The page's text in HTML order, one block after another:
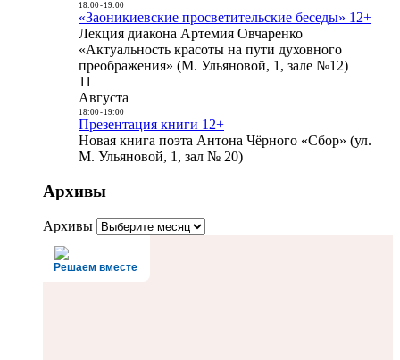
18:00- 19:00
«Заоникиевские просветительские беседы» 12+
Лекция диакона Артемия Овчаренко
«Актуальность красоты на пути духовного
преображения» (М. Ульяновой, 1, зале №12)
11
Августа
18:00- 19:00
Презентация книги 12+
Новая книга поэта Антона Чёрного «Сбор» (ул.
М. Ульяновой, 1, зал № 20)
Архивы
Архивы
Решаем вместе